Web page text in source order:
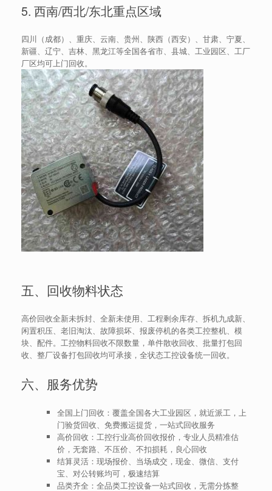
5. 西南/西北/东北重点区域
四川（成都）、重庆、云南、贵州、陕西（西安）、甘肃、宁夏、
新疆、辽宁、吉林、黑龙江等全国各省市、县城、工业园区、工厂
厂区均可上门回收。
五、回收物料状态
高价回收全新未拆封、全新未使用、工程剩余库存、拆机九成新、
闲置积压、老旧淘汰、故障损坏、报废停机的各类工控整机、模
块、配件。工控物料回收不限数量，单件散收回收、批量打包回
收、整厂设备打包回收均可承接，全状态工控设备统一回收。
六、服务优势
全国上门回收：覆盖全国各大工业园区，就近派工，上
门验货回收、免费搬运提货，一站式回收服务
高价回收：工控行业高价回收报价，专业人员精准估
价，无套路、不压价、不扣损耗，良心回收
结算灵活：现场报价、当场成交，现金、微信、支付
宝、对公转账均可，极速结算
品类齐全：全品类工控设备一站式回收，无需分拣整